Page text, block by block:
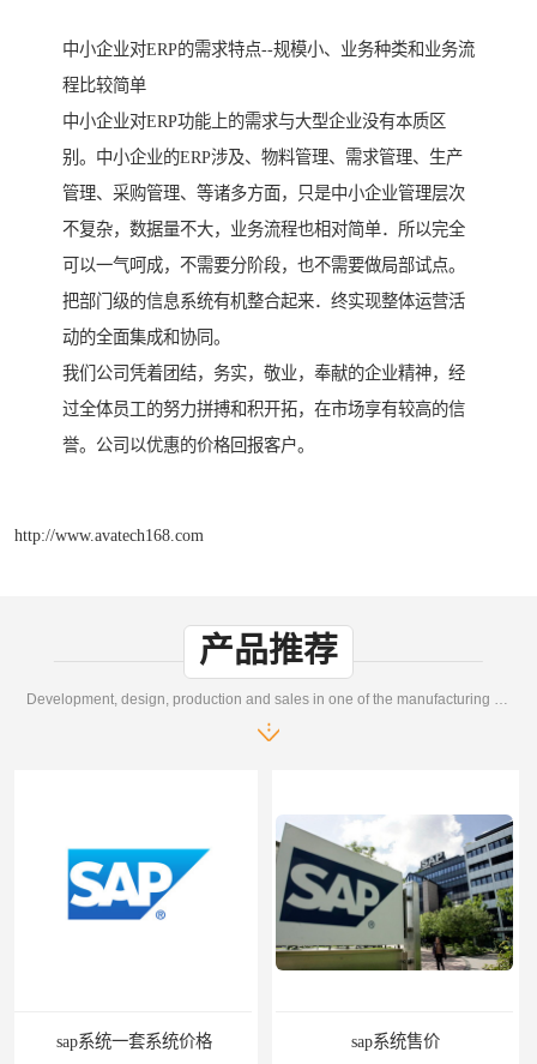
中小企业对ERP的需求特点--规模小、业务种类和业务流
程比较简单
中小企业对ERP功能上的需求与大型企业没有本质区
别。中小企业的ERP涉及、物料管理、需求管理、生产
管理、采购管理、等诸多方面，只是中小企业管理层次
不复杂，数据量不大，业务流程也相对简单．所以完全
可以一气呵成，不需要分阶段，也不需要做局部试点。
把部门级的信息系统有机整合起来．终实现整体运营活
动的全面集成和协同。
我们公司凭着团结，务实，敬业，奉献的企业精神，经
过全体员工的努力拼搏和积开拓，在市场享有较高的信
誉。公司以优惠的价格回报客户。
http://www.avatech168.com
产品推荐
sap系统售价 SAP管理系统软件 北京奥维奥